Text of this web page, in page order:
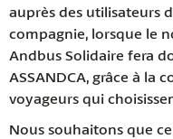
auprès des utilisateurs
compagnie, lorsque le
Andbus Solidaire fera
ASSANDCA, grâce à la
voyageurs qui
Nous souhaitons que